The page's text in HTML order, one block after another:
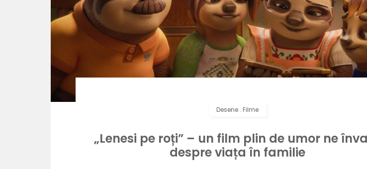
Desene. Filme
„Lenesi pe roți” – un film plin de umor ne
despre viața în familie